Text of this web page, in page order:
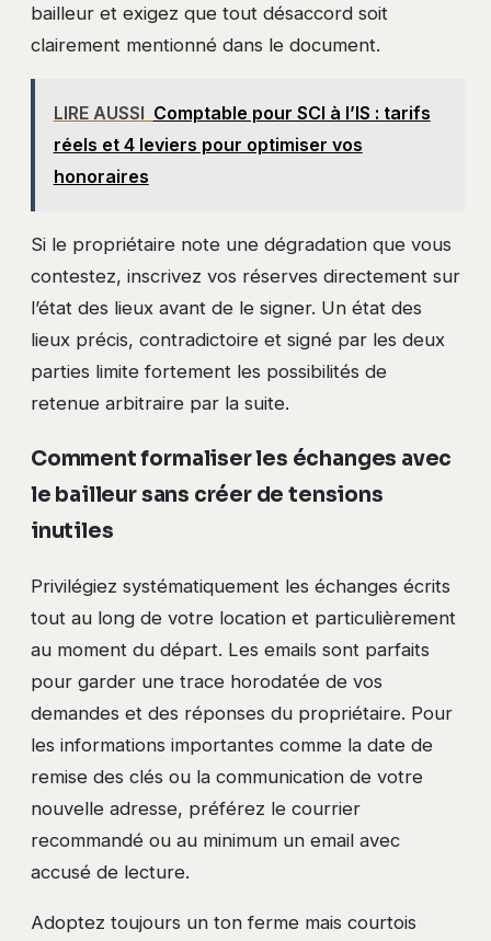
bailleur et exigez que tout désaccord soit
clairement mentionné dans le document.
LIRE AUSSI Comptable pour SCI à l’IS : tarifs
réels et 4 leviers pour optimiser vos
honoraires
Si le propriétaire note une dégradation que vous
contestez, inscrivez vos réserves directement sur
l’état des lieux avant de le signer. Un état des
lieux précis, contradictoire et signé par les deux
parties limite fortement les possibilités de
retenue arbitraire par la suite.
Comment formaliser les échanges avec
le bailleur sans créer de tensions
inutiles
Privilégiez systématiquement les échanges écrits
tout au long de votre location et particulièrement
au moment du départ. Les emails sont parfaits
pour garder une trace horodatée de vos
demandes et des réponses du propriétaire. Pour
les informations importantes comme la date de
remise des clés ou la communication de votre
nouvelle adresse, préférez le courrier
recommandé ou au minimum un email avec
accusé de lecture.
Adoptez toujours un ton ferme mais courtois